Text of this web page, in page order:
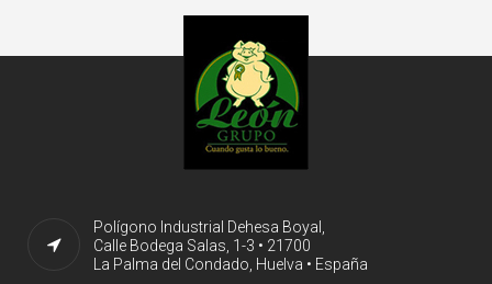
Polígono Industrial Dehesa Boyal,
Calle Bodega Salas, 1-3 • 21700
La Palma del Condado, Huelva • España